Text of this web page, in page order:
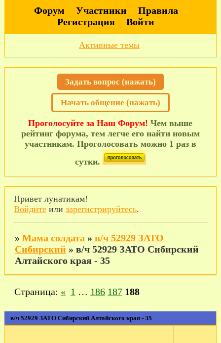
Форум Участники
Правила
Регистрация
Войти
Активные темы
Задать вопрос (нажать)
Начать общение (нажать)
Проголосуйте за Наш Форум! Чем выше
рейтинг форума, тем легче его найти новым
участникам. Проголосовать можно 1 раз в
сутки.
Привет лунатикам!
Войдитеили зарегистрируйтесь.
» Мама солдата » в/ч 52929 ЗАТО
Сибирский » в/ч 52929 ЗАТО Сибирский
Алтайского края - 35
в/ч 52929 ЗАТО Сибирский Алтайского края - 35
Страница: « 1 … 186 187 188